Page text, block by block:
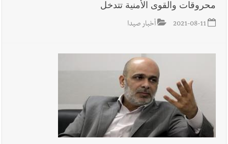
محروقات والقوى الأمنية تتدخل
2021-08-11 أخبار صيدا